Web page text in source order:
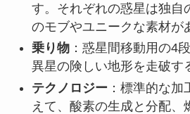
す。それぞれの惑星は独自
のモブやユニークな素材が
乗り物：惑星間移動用の4
異星の険しい地形を走破す
テクノロジー ：標準的な
えて、酸素の生成と分配、